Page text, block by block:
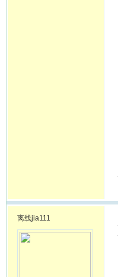
离线jia111